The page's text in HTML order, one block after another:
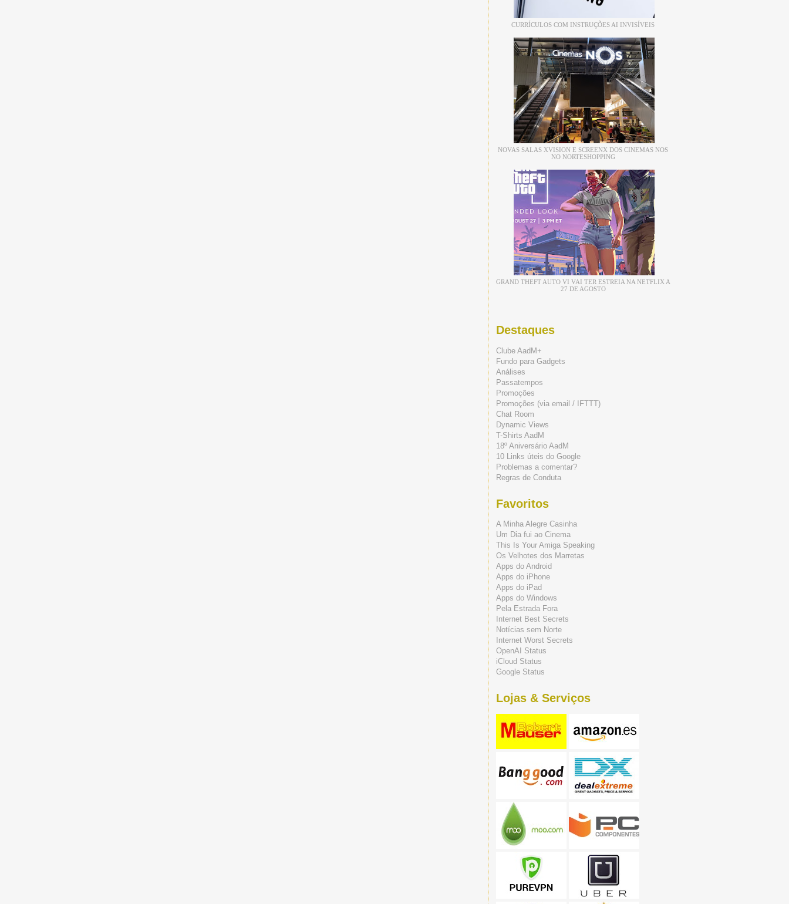
CURRÍCULOS COM INSTRUÇÕES AI INVISÍVEIS
NOVAS SALAS XVISION E SCREENX DOS CINEMAS NOS
NO NORTESHOPPING
GRAND THEFT AUTO VI VAI TER ESTREIA NA NETFLIX A
27 DE AGOSTO
Destaques
Clube AadM+
Fundo para Gadgets
Análises
Passatempos
Promoções
Promoções (via email / IFTTT)
Chat Room
Dynamic Views
T-Shirts AadM
18º Aniversário AadM
10 Links úteis do Google
Problemas a comentar?
Regras de Conduta
Favoritos
A Minha Alegre Casinha
Um Dia fui ao Cinema
This Is Your Amiga Speaking
Os Velhotes dos Marretas
Apps do Android
Apps do iPhone
Apps do iPad
Apps do Windows
Pela Estrada Fora
Internet Best Secrets
Notícias sem Norte
Internet Worst Secrets
OpenAI Status
iCloud Status
Google Status
Lojas & Serviços